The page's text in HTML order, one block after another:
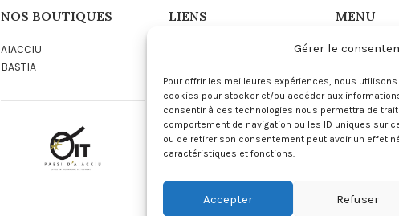
Gérer le
Pour offrir les meilleures expériences, nous
cookies pour stocker et/ou accéder aux
consentir à ces technologies nous permettra de
comportement de navigation ou les ID uniques sur
ou de retirer son consentement peut avoir un effet
caractéristiques et fonctions.
Accepter Refuser
NOS BOUTIQUES
AIACCIU
BASTIA
LIENS
Conditions Générales de
Mentions Légales
Politique de Confidentialité
Politique de Cookies
MENU
Instagram
Contact